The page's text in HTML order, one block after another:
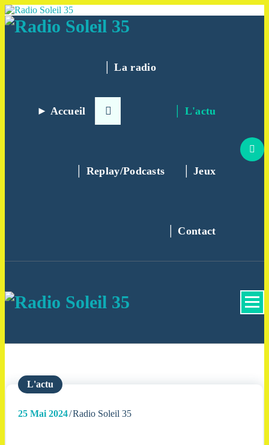
Aller
au
contenu
► Accueil
│ La radio
│ L'actu
│ Replay/Podcasts │ Jeux
│ Contact
L'actu
25Mai 2024 Radio Soleil 35